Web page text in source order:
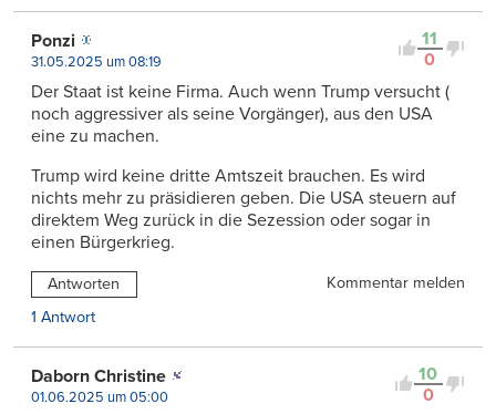
11
0
Ponzi
31.05.2025 um 08:19
Der Staat ist keine Firma. Auch wenn Trump versucht (
noch aggressiver als seine Vorgänger), aus den USA
eine zu machen.
Trump wird keine dritte Amtszeit brauchen. Es wird
nichts mehr zu präsidieren geben. Die USA steuern auf
direktem Weg zurück in die Sezession oder sogar in
einen Bürgerkrieg.
Antworten
Kommentar melden
1 Antwort
10
0
Daborn Christine
01.06.2025 um 05:00